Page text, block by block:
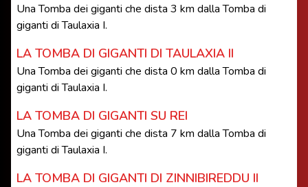
Una Tomba dei giganti che dista 3 km dalla Tomba di
giganti di Taulaxia I.
LA TOMBA DI GIGANTI DI TAULAXIA II
Una Tomba dei giganti che dista 0 km dalla Tomba di
giganti di Taulaxia I.
LA TOMBA DI GIGANTI SU REI
Una Tomba dei giganti che dista 7 km dalla Tomba di
giganti di Taulaxia I.
LA TOMBA DI GIGANTI DI ZINNIBIREDDU II